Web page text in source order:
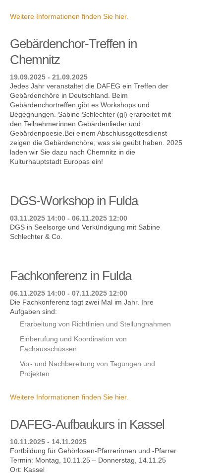
Weitere Informationen finden Sie hier.
Gebärdenchor-Treffen in
Chemnitz
19.09.2025 - 21.09.2025
Jedes Jahr veranstaltet die DAFEG ein Treffen der
Gebärdenchöre in Deutschland. Beim
Gebärdenchortreffen gibt es Workshops und
Begegnungen. Sabine Schlechter (gl) erarbeitet mit
den Teilnehmerinnen Gebärdenlieder und
Gebärdenpoesie.Bei einem Abschlussgottesdienst
zeigen die Gebärdenchöre, was sie geübt haben. 2025
laden wir Sie dazu nach Chemnitz in die
Kulturhauptstadt Europas ein!
DGS-Workshop in Fulda
03.11.2025 14:00 - 06.11.2025 12:00
DGS in Seelsorge und Verkündigung mit Sabine
Schlechter & Co.
Fachkonferenz in Fulda
06.11.2025 14:00 - 07.11.2025 12:00
Die Fachkonferenz tagt zwei Mal im Jahr. Ihre
Aufgaben sind:
Erarbeitung von Richtlinien und Stellungnahmen
Einberufung und Koordination von
Fachausschüssen
Vor- und Nachbereitung von Tagungen und
Projekten
Weitere Informationen finden Sie hier.
DAFEG-Aufbaukurs in Kassel
10.11.2025 - 14.11.2025
Fortbildung für Gehörlosen-Pfarrerinnen und -Pfarrer
Termin: Montag, 10.11.25 – Donnerstag, 14.11.25
Ort: Kassel